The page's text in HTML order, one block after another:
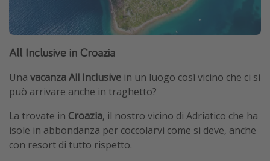
All Inclusive in Croazia
Una vacanza All Inclusive in un luogo così vicino che ci si
può arrivare anche in traghetto?
La trovate in Croazia, il nostro vicino di Adriatico che ha
isole in abbondanza per coccolarvi come si deve, anche
con resort di tutto rispetto.